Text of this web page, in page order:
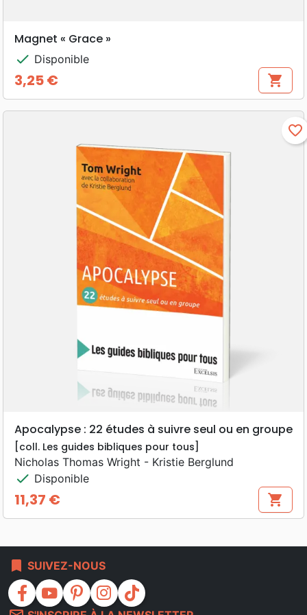
Magnet « Grace »
check Disponible
Prix
3,25 € shopping_cart
favorite_border
Apocalypse : 22 études à suivre seul ou en groupe
[coll. Les guides bibliques pour tous]
Nicholas Thomas Wright - Kristie Berglund
check Disponible
Prix
11,37 € shopping_cart
bookmark SUIVEZ-NOUS
facebook youtube pinterest instagram
tiktok